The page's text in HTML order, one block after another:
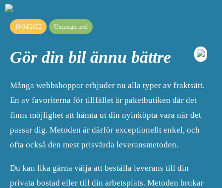
18/04/2022 Uncategorized
Gör din bil ännu bättre
Många webbshoppar erbjuder nu alla typer av fraktsätt.
En av favoriterna för tillfället är paketbutiken där det
finns möjlighet att hämta ut din nyinköpta vara när det
passar dig. Metoden är därför exceptionellt enkel, och
ofta också den mest prisvärda leveransmetoden.
Du kan lika gärna välja att beställa leverans till din
privata bostad eller till din arbetsplats. Metoden brukar